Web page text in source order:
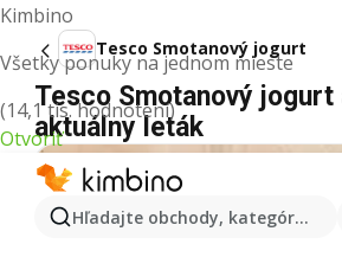
Kimbino
Všetky ponuky na jednom mieste
(14,1 tis. hodnotení)
Otvoriť
Hľadajte obchody, kategórie,
Tesco Smotanový jogurt
Tesco Smotanový jogurt
aktuálny leták